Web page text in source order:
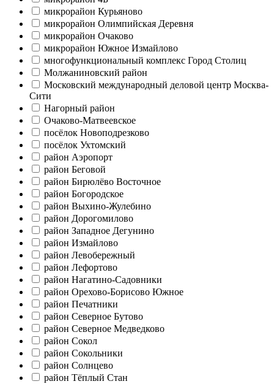
микрорайон Курьяново
микрорайон Олимпийская Деревня
микрорайон Очаково
микрорайон Южное Измайлово
многофункциональный комплекс Город Столиц
Молжаниновский район
Московский международный деловой центр Москва-
Сити
Нагорный район
Очаково-Матвеевское
посёлок Новоподрезково
посёлок Ухтомский
район Аэропорт
район Беговой
район Бирюлёво Восточное
район Богородское
район Выхино-Жулебино
район Дорогомилово
район Западное Дегунино
район Измайлово
район Левобережный
район Лефортово
район Нагатино-Садовники
район Орехово-Борисово Южное
район Печатники
район Северное Бутово
район Северное Медведково
район Сокол
район Сокольники
район Солнцево
район Тёплый Стан